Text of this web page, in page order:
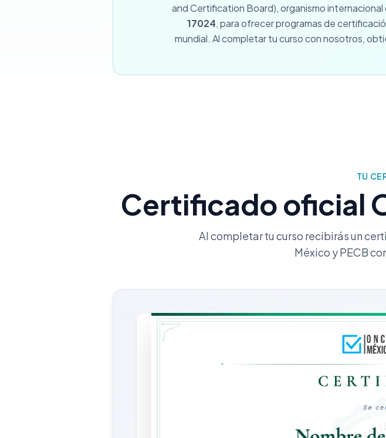
and Certification Board), organismo
17024, para ofrecer programas de
mundial. Al completar tu curso con nosotros,
TU
Certificado oficial
Al completar tu curso recibirás un
México y PECB